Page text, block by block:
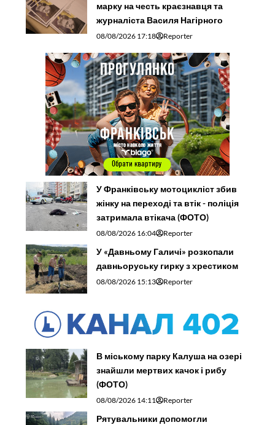
марку на честь краєзнавця та
журналіста Василя Нагірного
08/08/2026 17:18 Reporter
У Франківську мотоцикліст збив
жінку на переході та втік - поліція
затримала втікача (ФОТО)
08/08/2026 16:04 Reporter
У «Давньому Галичі» розкопали
давньоруську гирку з хрестиком
08/08/2026 15:13 Reporter
В міському парку Калуша на озері
знайшли мертвих качок і рибу
(ФОТО)
08/08/2026 14:11 Reporter
Рятувальники допомогли